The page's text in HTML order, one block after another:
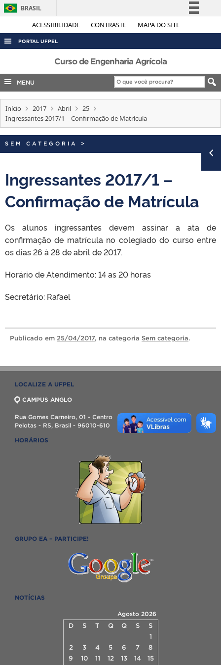
ACESSIBILIDADE CONTRASTE MAPA DO SITE
BRASIL
Simplifique!
Acesso à informação
Legislação
Canais
PORTAL UFPEL
ACESSO À INFORMAÇÃO
AUDITORIA
COBALTO
CONCURSOS
INTERNACIONAL
Curso de Engenharia Agrícola
MENU
Início 2017 Abril
25
Ingressantes 2017/1 – Confirmação de Matrícula
SEM CATEGORIA >
Ingressantes 2017/1 –
Confirmação de Matrícula
Os alunos ingressantes devem assinar a ata de
confirmação de matrícula no colegiado do curso entre
os dias 26 à 28 de abril de 2017.
Horário de Atendimento: 14 as 20 horas
Secretário: Rafael
Publicado em 25/04/2017, na categoria Sem categoria.
LOCALIZE A UFPEL
CAMPUS ANGLO
Rua Gomes Carneiro, 01 - Centro
Pelotas - RS, Brasil - 96010-610
HORÁRIOS
GRUPO EA – PARTICIPE!
NOTÍCIAS
Agosto 2026
D S T Q Q S
S
1
2
3 4 5 6 7
8
9
10 11 12 13 14 15